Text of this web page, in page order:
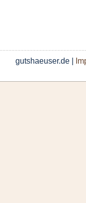
gutshaeuser.de |